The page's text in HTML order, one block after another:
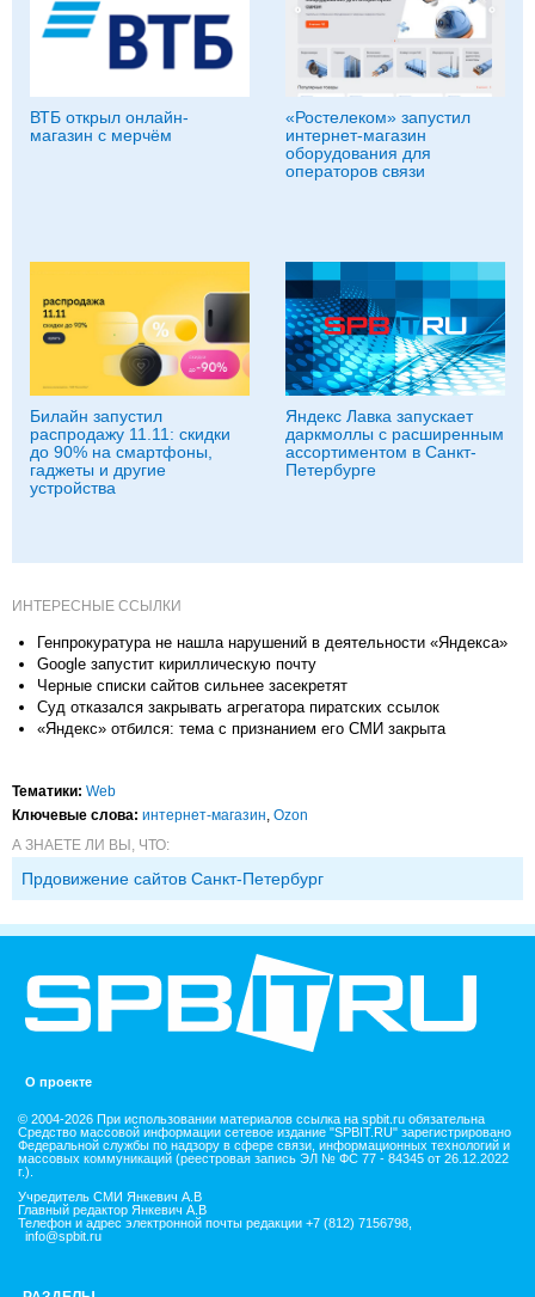
ВТБ открыл онлайн-
магазин с мерчём
«Ростелеком» запустил
интернет-магазин
оборудования для
операторов связи
Билайн запустил
распродажу 11.11: скидки
до 90% на смартфоны,
гаджеты и другие
устройства
Яндекс Лавка запускает
даркмоллы с расширенным
ассортиментом в Санкт-
Петербурге
ИНТЕРЕСНЫЕ ССЫЛКИ
Генпрокуратура не нашла нарушений в деятельности «Яндекса»
Google запустит кириллическую почту
Черные списки сайтов сильнее засекретят
Суд отказался закрывать агрегатора пиратских ссылок
«Яндекс» отбился: тема с признанием его СМИ закрыта
Тематики: Web
Ключевые слова: интернет-магазин Ozon
А ЗНАЕТЕ ЛИ ВЫ, ЧТО:
Прдовижение сайтов Санкт-Петербург
О проекте
© 2004-2026 При использовании материалов ссылка на spbit.ru обязательна
Средство массовой информации сетевое издание "SPBIT.RU" зарегистрировано
Федеральной службы по надзору в сфере связи, информационных технологий и
массовых коммуникаций (реестровая запись ЭЛ № ФС 77 - 84345 от 26.12.2022
г.).
Учредитель СМИ Янкевич А.В
Главный редактор Янкевич А.В
Телефон и адрес электронной почты редакции +7 (812) 7156798,
info@spbit.ru